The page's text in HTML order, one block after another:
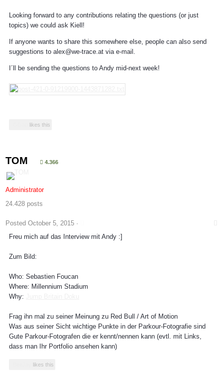
Looking forward to any contributions relating the questions (or just
topics) we could ask Kiell!
If anyone wants to share this somewhere else, people can also send
suggestions to alex@we-trace.at via e-mail.
I´ll be sending the questions to Andy mid-next week!
likes this
TOM 4.366
Administrator
24.428 posts
Posted October 5, 2015 ·
Freu mich auf das Interview mit Andy :]
Zum Bild:
Who: Sebastien Foucan
Where: Millennium Stadium
Why:
Frag ihn mal zu seiner Meinung zu Red Bull / Art of Motion
Was aus seiner Sicht wichtige Punkte in der Parkour-Fotografie sind
Gute Parkour-Fotografen die er kennt/nennen kann (evtl. mit Links,
dass man Ihr Portfolio ansehen kann)
likes this